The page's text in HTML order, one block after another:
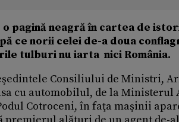
pagină neagră în cartea de
ce norii celei de-a doua
tulburi nu iarta nici România.
Consiliului de Ministri,
cu automobilul, de la Ministerul
Cotroceni, în faţa maşinii